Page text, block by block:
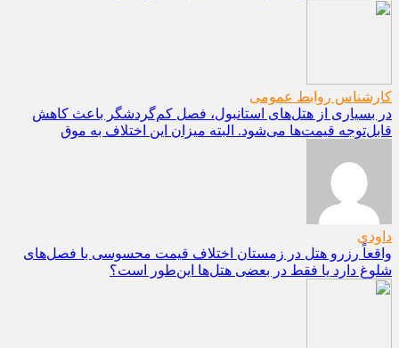
کارشناس روابط عمومی
در بسیاری از هتل‌های استانبول، فصل کم‌گردشگر باعث کاهش
قابل‌توجه قیمت‌ها می‌شود. البته میزان این اختلاف به موق
داودی
واقعاً رزرو هتل در زمستان اختلاف قیمت محسوسی با فصل‌های
شلوغ دارد یا فقط در بعضی هتل‌ها این‌طور است؟